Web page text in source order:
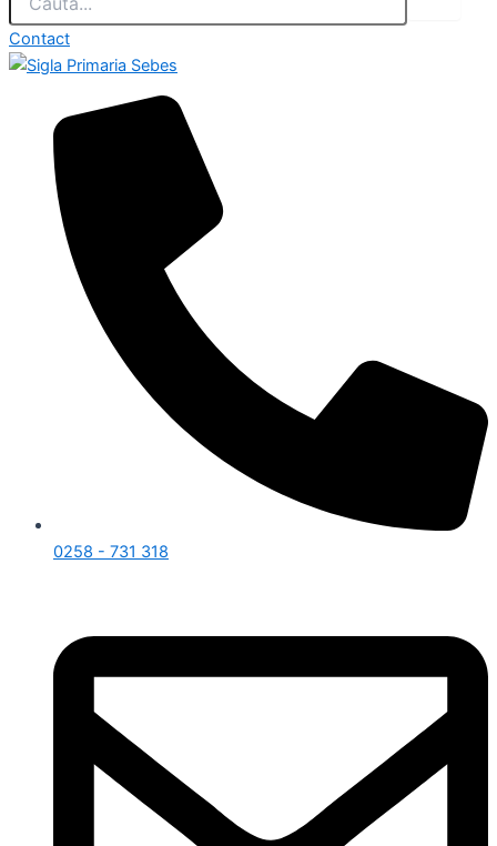
Contact
0258 - 731 318